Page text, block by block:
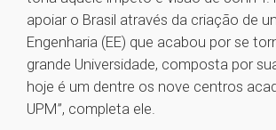
apoiar o Brasil através da criação de
Engenharia (EE) que acabou por se
grande Universidade, composta por
hoje é um dentre os nove centros
UPM”, completa ele.